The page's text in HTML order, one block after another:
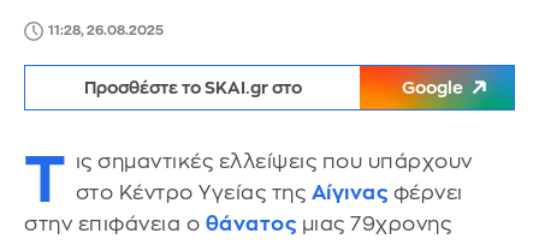
11:28, 26.08.2025
Προσθέστε το SKAI.gr στο Google
Τ ις σημαντικές ελλείψεις που υπάρχουν
στο Κέντρο Υγείας της Αίγινας φέρνει
στην επιφάνεια ο θάνατος μιας 79χρονης